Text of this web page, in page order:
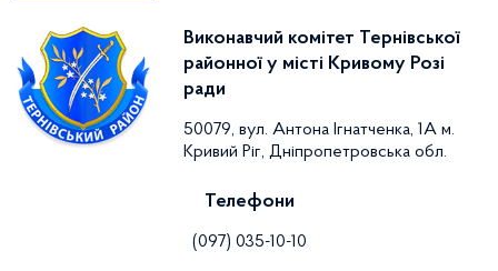
Виконавчий комітет Тернівської
районної у місті Кривому Розі
ради
50079, вул. Антона Ігнатченка, 1А м.
Кривий Ріг, Дніпропетровська обл.
Телефони
(097) 035-10-10